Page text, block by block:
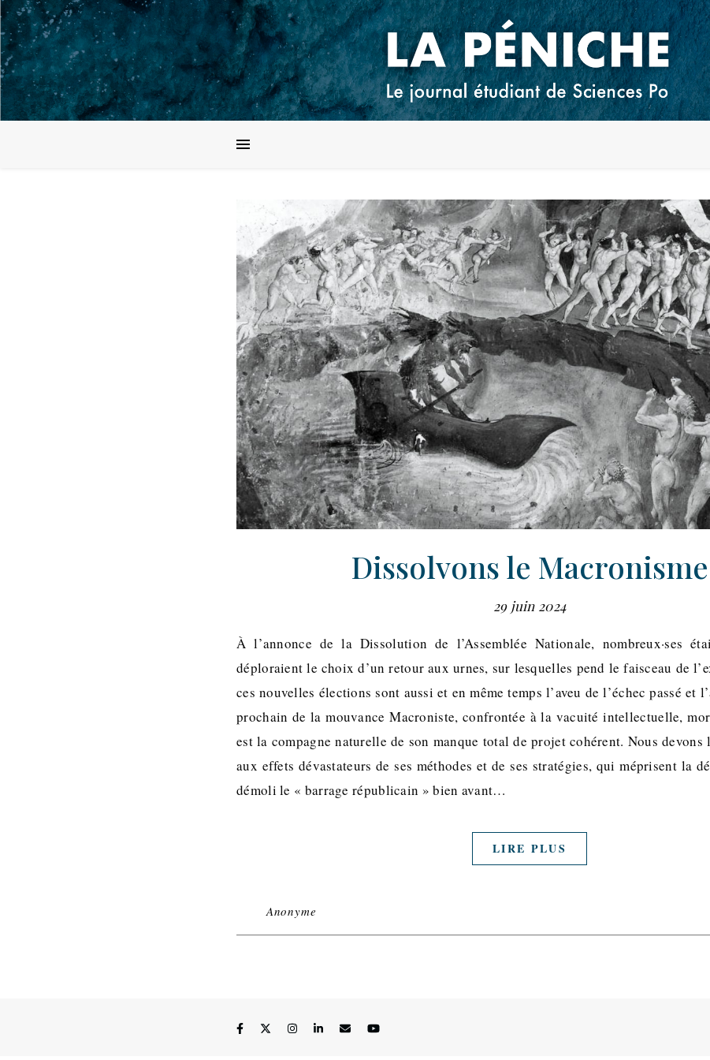
Dissolvons le Macronisme
29 juin 2024
À l’annonce de la Dissolution de l’Assemblée Nationale, nombreux·ses
déploraient le choix d’un retour aux urnes, sur lesquelles pend le faisceau de
ces nouvelles élections sont aussi et en même temps l’aveu de l’échec passé et
prochain de la mouvance Macroniste, confrontée à la vacuité intellectuelle,
est la compagne naturelle de son manque total de projet cohérent. Nous
aux effets dévastateurs de ses méthodes et de ses stratégies, qui méprisent la
démoli le « barrage républicain » bien avant…
LIRE PLUS
Anonyme